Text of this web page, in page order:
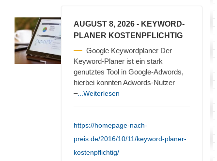
AUGUST 8, 2026 - KEYWORD-
PLANER KOSTENPFLICHTIG
Google Keywordplaner Der
Keyword-Planer ist ein stark
genutztes Tool in Google-Adwords,
hierbei konnten Adwords-Nutzer
–...Weiterlesen
https://homepage-nach-
preis.de/2016/10/11/keyword-planer-
kostenpflichtig/